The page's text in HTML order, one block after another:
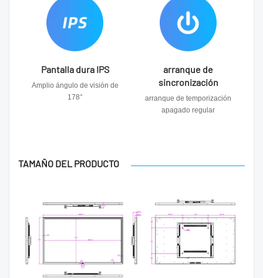
Pantalla dura IPS
Amplio ángulo de visión de
178°
arranque de
sincronización
arranque de temporización
apagado regular
TAMAÑO DEL PRODUCTO